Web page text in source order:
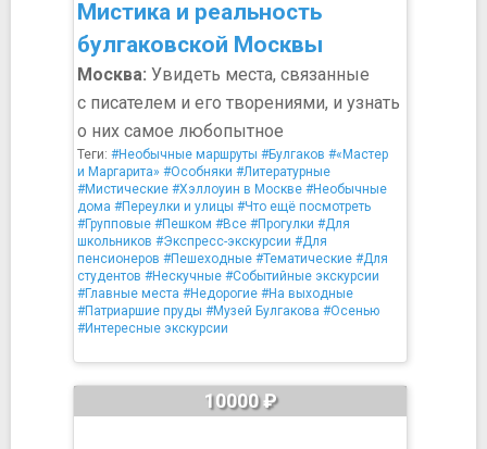
Мистика и реальность
булгаковской Москвы
Москва: Увидеть места, связанные
с писателем и его творениями, и узнать
о них самое любопытное
Теги: #Необычные маршруты #Булгаков #«Мастер
и Маргарита» #Особняки #Литературные
#Мистические #Хэллоуин в Москве #Необычные
дома #Переулки и улицы #Что ещё посмотреть
#Групповые #Пешком #Все #Прогулки #Для
школьников #Экспресс-экскурсии #Для
пенсионеров #Пешеходные #Тематические #Для
студентов #Нескучные #Событийные экскурсии
#Главные места #Недорогие #На выходные
#Патриаршие пруды #Музей Булгакова #Осенью
#Интересные экскурсии
10000 ₽